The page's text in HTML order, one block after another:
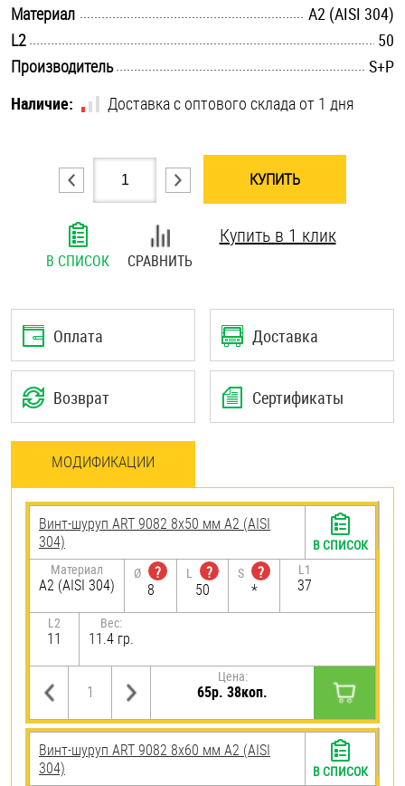
Хомуты
Шайбы
Шпильки
Штифты и пальцы
Материал
А2 (AISI 304)
L2
50
Производитель
S+P
Наличие:
Доставка с оптового склада от 1 дня
КУПИТЬ
В СПИСОК СРАВНИТЬ
Купить в 1 клик
Оплата Доставка
Возврат Сертификаты
МОДИФИКАЦИИ
Винт-шуруп ART 9082 8х50 мм А2 (AISI
304)
Материал
А2 (AISI 304)
Ø
?
8
L
?
50
S
?
*
L1
37
L2
11
Вес:
11.4 гр.
Цена:
65р. 38коп.
В СПИСОК
Винт-шуруп ART 9082 8х60 мм А2 (AISI
304)
В СПИСОК